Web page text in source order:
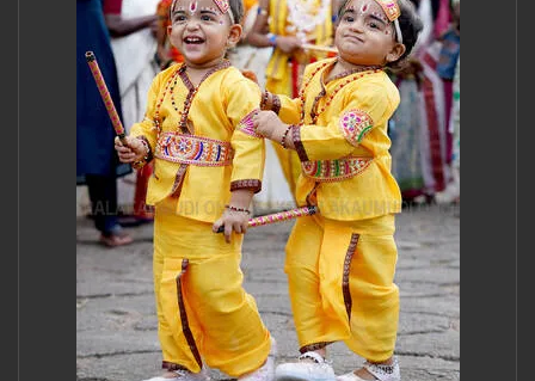
NEWS 360
CASE DIARY
CINEMA
OPINION
PHOTOS